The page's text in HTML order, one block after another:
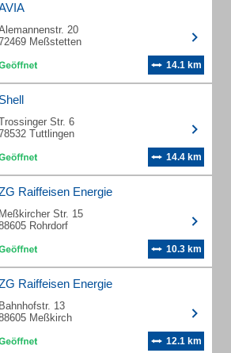
20
Meßstetten
14.1 km
Shell
Str. 6
Tuttlingen
14.4 km
Raiffeisen Energie
Meßkircher Str. 15
Rohrdorf
10.3 km
Raiffeisen Energie
Bahnhofstr. 13
Meßkirch
12.1 km